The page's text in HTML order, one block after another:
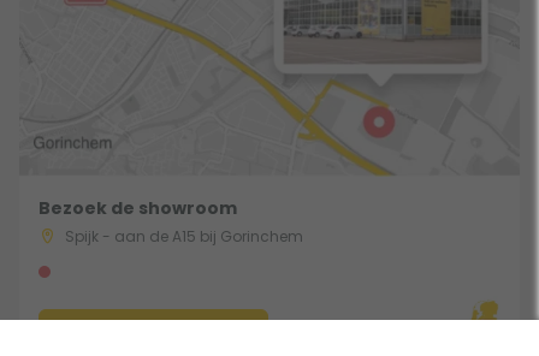
Bezoek de showroom
Spijk - aan de A15 bij Gorinchem